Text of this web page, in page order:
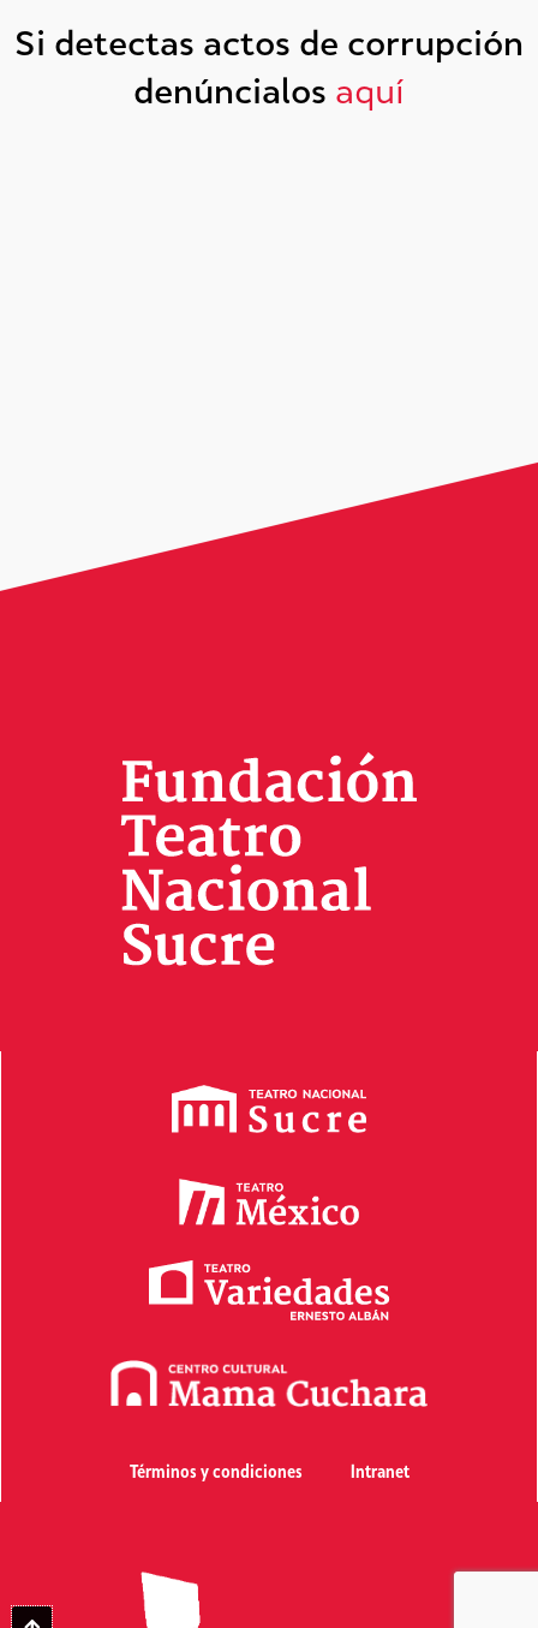
Si detectas actos de corrupción
denúncialos aquí
Términos y condiciones Intranet